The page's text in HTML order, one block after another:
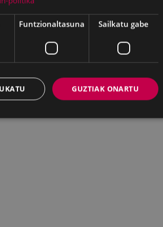
Funtzionaltasuna Sailkatu gabe
GUZTIAK ONARTU